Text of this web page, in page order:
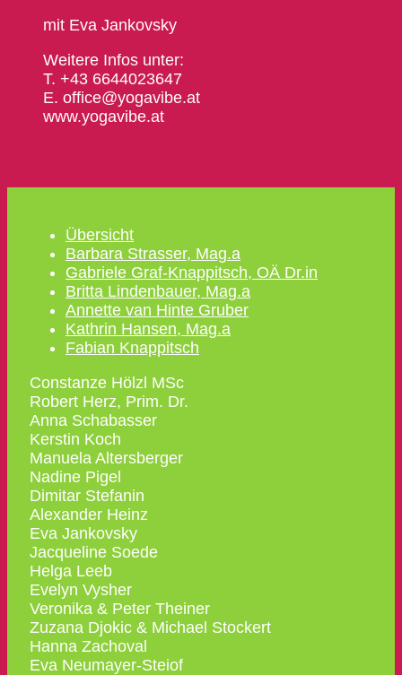
mit Eva Jankovsky
Weitere Infos unter:
T. +43 6644023647
E. office@yogavibe.at
www.yogavibe.at
Übersicht
Barbara Strasser, Mag.a
Gabriele Graf-Knappitsch, OÄ Dr.in
Britta Lindenbauer, Mag.a
Annette van Hinte Gruber
Kathrin Hansen, Mag.a
Fabian Knappitsch
Constanze Hölzl MSc
Robert Herz, Prim. Dr.
Anna Schabasser
Kerstin Koch
Manuela Altersberger
Nadine Pigel
Dimitar Stefanin
Alexander Heinz
Eva Jankovsky
Jacqueline Soede
Helga Leeb
Evelyn Vysher
Veronika & Peter Theiner
Zuzana Djokic & Michael Stockert
Hanna Zachoval
Eva Neumayer-Steiof